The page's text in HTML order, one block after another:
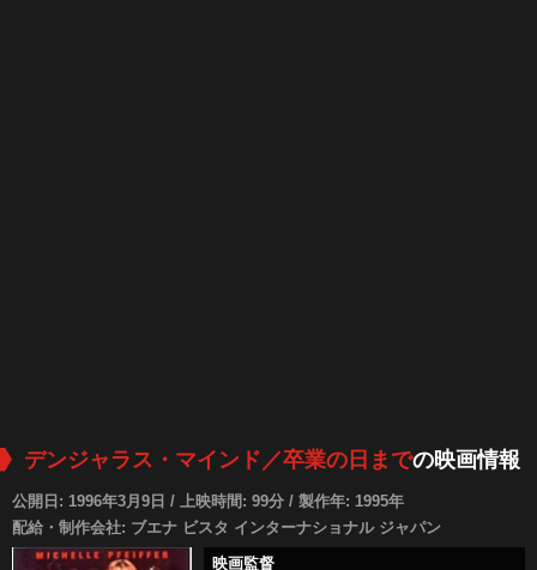
デンジャラス・マインド／卒業の日までの映画情報
公開日: 1996年3月9日 / 上映時間: 99分 / 製作年: 1995年
配給・制作会社: ブエナ ビスタ インターナショナル ジャパン
映画監督